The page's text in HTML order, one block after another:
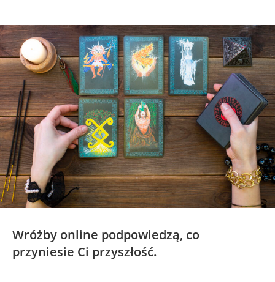
Wróżby online podpowiedzą, co
przyniesie Ci przyszłość.